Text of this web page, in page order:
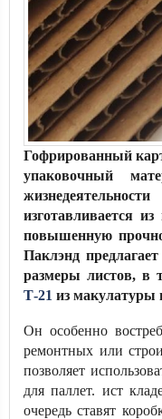
Гофрированный
упаковочный
изготавливается
повышенную
Паклэнд предлагает
размеры листов, в
Т-21 из макулатуры
Он особенно
ремонтных или
позволяет
для паллет. ист
очередь ставят